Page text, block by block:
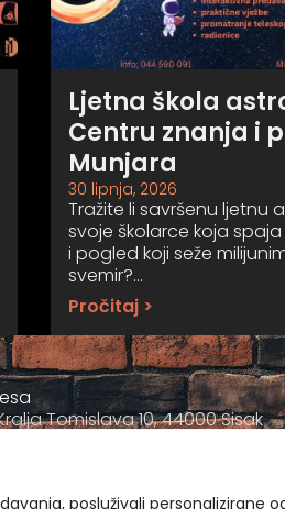
posluživali personalizirane
Ljetna škola
Centru znanja i
Munjara
30 lipnja, 2026
Tražite li savršenu ljetnu
svoje školarce koja
i pogled koji seže
svemir?…
Pročitaj >
Tomislava 10, 44000 Sisak